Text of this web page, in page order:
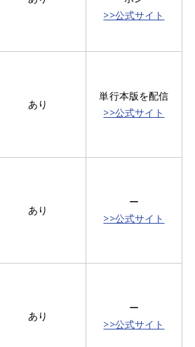
>>公式サイト
あり
単行本版を配信
>>公式サイト
あり
ー
>>公式サイト
あり
ー
>>公式サイト